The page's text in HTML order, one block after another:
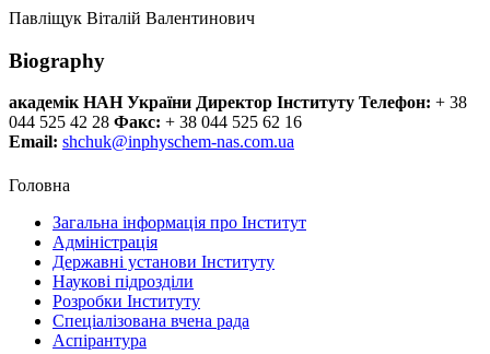
Павліщук Віталій Валентинович
Biography
академік НАН України Директор Інституту Телефон: + 38
044 525 42 28 Факс: + 38 044 525 62 16
Email: shchuk@inphyschem-nas.com.ua
Головна
Загальна інформація про Інститут
Адміністрація
Державні установи Інституту
Наукові підрозділи
Розробки Інституту
Спеціалізована вчена рада
Аспірантура